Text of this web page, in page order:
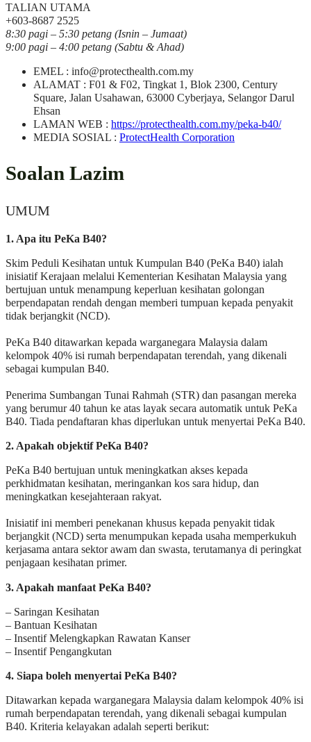
TALIAN UTAMA
+603-8687 2525
8:30 pagi – 5:30 petang (Isnin – Jumaat)
9:00 pagi – 4:00 petang (Sabtu & Ahad)
EMEL : info@protecthealth.com.my
ALAMAT : F01 & F02, Tingkat 1, Blok 2300, Century
Square, Jalan Usahawan, 63000 Cyberjaya, Selangor Darul
Ehsan​
LAMAN WEB : https://protecthealth.com.my/peka-b40/
MEDIA SOSIAL : ProtectHealth Corporation
Soalan Lazim
UMUM
1. Apa itu PeKa B40?
Skim Peduli Kesihatan untuk Kumpulan B40 (PeKa B40) ialah
inisiatif Kerajaan melalui Kementerian Kesihatan Malaysia yang
bertujuan untuk menampung keperluan kesihatan golongan
berpendapatan rendah dengan memberi tumpuan kepada penyakit
tidak berjangkit (NCD).
PeKa B40 ditawarkan kepada warganegara Malaysia dalam
kelompok 40% isi rumah berpendapatan terendah, yang dikenali
sebagai kumpulan B40.
Penerima Sumbangan Tunai Rahmah (STR) dan pasangan mereka
yang berumur 40 tahun ke atas layak secara automatik untuk PeKa
B40. Tiada pendaftaran khas diperlukan untuk menyertai PeKa B40.
2. Apakah objektif PeKa B40?
PeKa B40 bertujuan untuk meningkatkan akses kepada
perkhidmatan kesihatan, meringankan kos sara hidup, dan
meningkatkan kesejahteraan rakyat.
Inisiatif ini memberi penekanan khusus kepada penyakit tidak
berjangkit (NCD) serta menumpukan kepada usaha memperkukuh
kerjasama antara sektor awam dan swasta, terutamanya di peringkat
penjagaan kesihatan primer.
3. Apakah manfaat PeKa B40?
– Saringan Kesihatan
– Bantuan Kesihatan
– Insentif Melengkapkan Rawatan Kanser
– Insentif Pengangkutan
4. Siapa boleh menyertai PeKa B40?
Ditawarkan kepada warganegara Malaysia dalam kelompok 40% isi
rumah berpendapatan terendah, yang dikenali sebagai kumpulan
B40. Kriteria kelayakan adalah seperti berikut: